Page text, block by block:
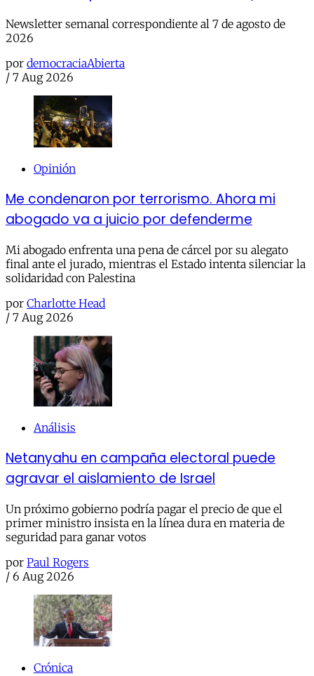
Newsletter semanal correspondiente al 7 de agosto de
2026
por democraciaAbierta
/ 7 Aug 2026
Opinión
Me condenaron por terrorismo. Ahora mi
abogado va a juicio por defenderme
Mi abogado enfrenta una pena de cárcel por su alegato
final ante el jurado, mientras el Estado intenta silenciar la
solidaridad con Palestina
por Charlotte Head
/ 7 Aug 2026
Análisis
Netanyahu en campaña electoral puede
agravar el aislamiento de Israel
Un próximo gobierno podría pagar el precio de que el
primer ministro insista en la línea dura en materia de
seguridad para ganar votos
por Paul Rogers
/ 6 Aug 2026
Crónica